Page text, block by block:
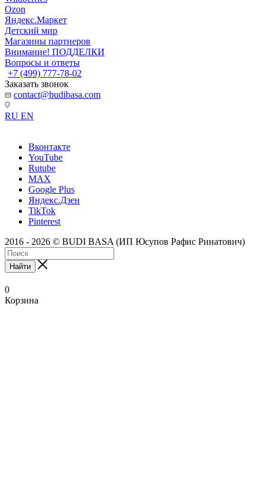
Ozon
Яндекс.Маркет
Детский мир
Магазины партнеров
Внимание! ПОДДЕЛКИ
Вопросы и ответы
+7 (499) 777-78-02
Заказать звонок
contact@budibasa.com
RU EN
Вконтакте
YouTube
Rutube
MAX
Google Plus
Яндекс.Дзен
TikTok
Pinterest
2016 - 2026 © BUDI BASA (ИП Юсупов Рафис Ринатович)
Найти
0
Корзина